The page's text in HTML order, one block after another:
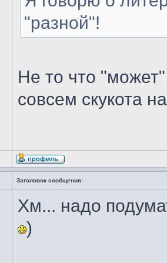
"разной"!
Не то что
совсем скукота
Заголовок сообщения:
Хм... надо
)